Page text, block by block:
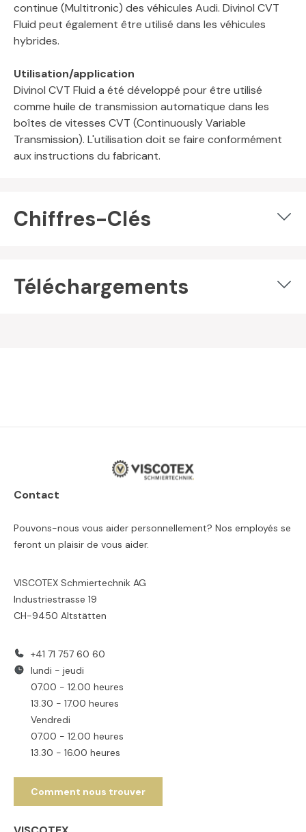
continue (Multitronic) des véhicules Audi. Divinol CVT
Fluid peut également être utilisé dans les véhicules
hybrides.
Utilisation/application
Divinol CVT Fluid a été développé pour être utilisé
comme huile de transmission automatique dans les
boîtes de vitesses CVT (Continuously Variable
Transmission). L'utilisation doit se faire conformément
aux instructions du fabricant.
Chiffres-Clés
Téléchargements
Contact
Pouvons-nous vous aider personnellement? Nos employés se
feront un plaisir de vous aider.
VISCOTEX Schmiertechnik AG
Industriestrasse 19
CH-9450 Altstätten
+41 71 757 60 60
lundi - jeudi
07.00 - 12.00 heures
13.30 - 17.00 heures
Vendredi
07.00 - 12.00 heures
13.30 - 16.00 heures
Comment nous trouver